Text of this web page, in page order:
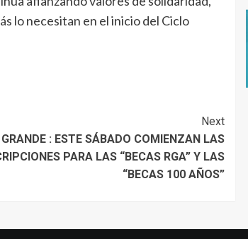
lo necesitan en el inicio del Ciclo
Next
GRANDE : ESTE SÁBADO COMIENZAN LAS
PARA LAS “BECAS RGA” Y LAS
“BECAS 100 AÑOS”